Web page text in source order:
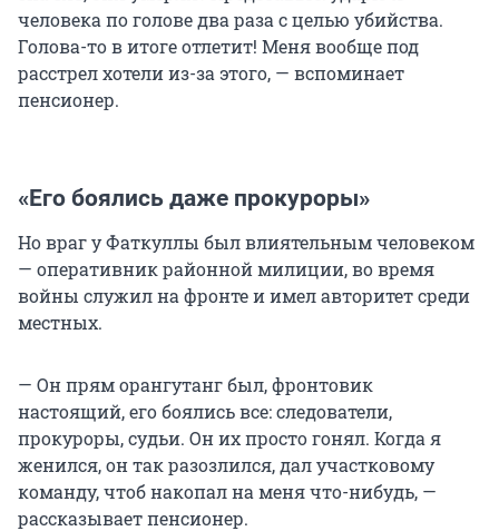
человека по голове два раза с целью убийства.
Голова-то в итоге отлетит! Меня вообще под
расстрел хотели из-за этого, — вспоминает
пенсионер.
«Его боялись даже прокуроры»
Но враг у Фаткуллы был влиятельным человеком
— оперативник районной милиции, во время
войны служил на фронте и имел авторитет среди
местных.
— Он прям орангутанг был, фронтовик
настоящий, его боялись все: следователи,
прокуроры, судьи. Он их просто гонял. Когда я
женился, он так разозлился, дал участковому
команду, чтоб накопал на меня что-нибудь, —
рассказывает пенсионер.